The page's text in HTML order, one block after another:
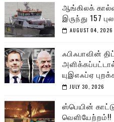
ஆங்கிலக்
இருந்து 157
AUGUST 04, 2026
ஃபிஃபாவின்
யுஇஎஃப்ஏ
JULY 30, 2026
ஸ்பெயின்
வெளியேற்றம்!!